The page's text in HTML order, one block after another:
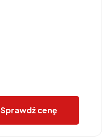
Sprawdź cenę